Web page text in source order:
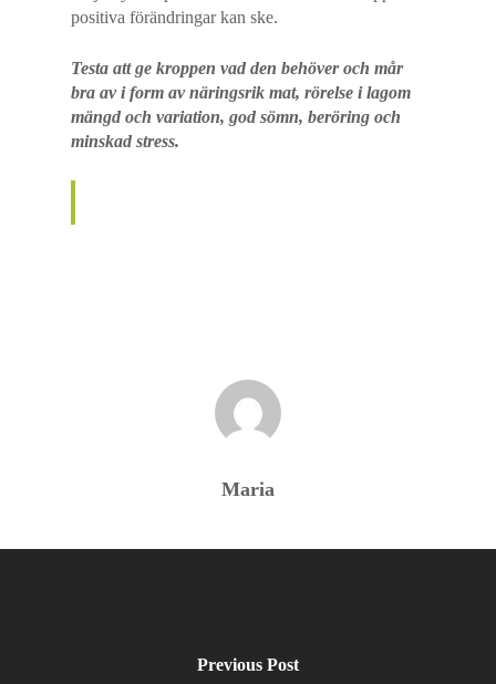
positiva förändringar kan ske.
Testa att ge kroppen vad den behöver och mår
bra av i form av näringsrik mat, rörelse i lagom
mängd och variation, god sömn, beröring och
minskad stress.
Maria
Previous Post